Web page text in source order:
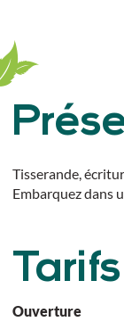
Tisserande,
Embarquez dans
Ouverture